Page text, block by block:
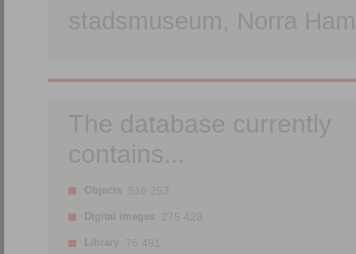
stadsmuseum, Norra
The database currently
contains...
Objects 516 253.
Digital images 275 428.
Library 76 491.